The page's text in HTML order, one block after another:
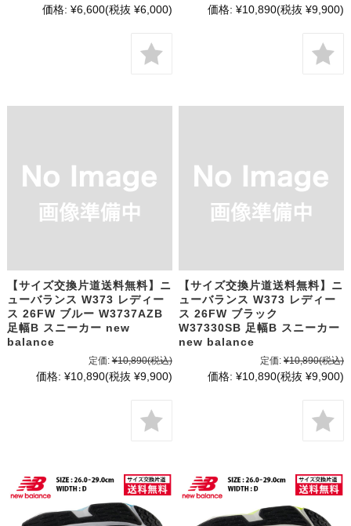
価格: ¥6,600(税抜 ¥6,000) 価格: ¥10,890(税抜 ¥9,900)
【サイズ交換片道送料無料】ニ
ューバランス W373 レディー
ス 26FW ブルー W3737AZB
足幅B スニーカー new
balance
定価: ¥10,890(税込)
価格: ¥10,890(税抜 ¥9,900)
【サイズ交換片道送料無料】ニ
ューバランス W373 レディー
ス 26FW ブラック
W37330SB 足幅B スニーカー
new balance
定価: ¥10,890(税込)
価格: ¥10,890(税抜 ¥9,900)